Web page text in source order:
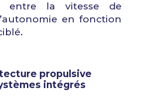
entre la vitesse de
en fonction
propulsive
intégrés